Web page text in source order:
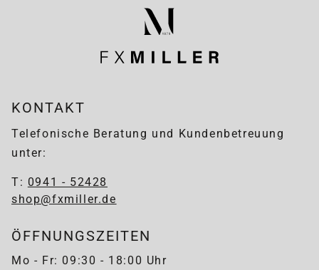
KONTAKT
Telefonische Beratung und Kundenbetreuung
unter:
T: 0941 - 52428
shop@fxmiller.de
ÖFFNUNGSZEITEN
Mo - Fr: 09:30 - 18:00 Uhr